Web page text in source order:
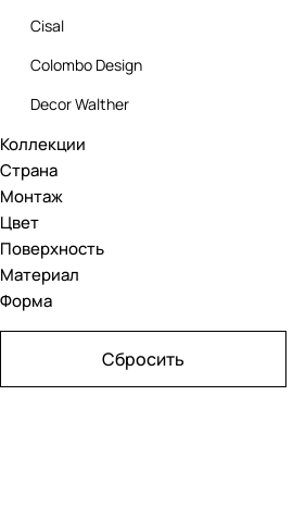
Cisal
Colombo Design
Decor Walther
Devon&Devon
Fantini
Gessi
Laufen
Novellini
Stella
Коллекции
Страна
Монтаж
Цвет
Поверхность
Материал
Форма
Сбросить